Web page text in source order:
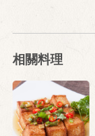
相關料理